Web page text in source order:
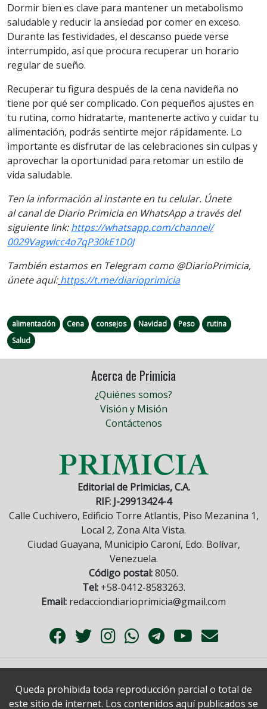
Dormir bien es clave para mantener un metabolismo
saludable y reducir la ansiedad por comer en exceso.
Durante las festividades, el descanso puede verse
interrumpido, así que procura recuperar un horario
regular de sueño.
Recuperar tu figura después de la cena navideña no
tiene por qué ser complicado. Con pequeños ajustes en
tu rutina, como hidratarte, mantenerte activo y cuidar tu
alimentación, podrás sentirte mejor rápidamente. Lo
importante es disfrutar de las celebraciones sin culpas y
aprovechar la oportunidad para retomar un estilo de
vida saludable.
Ten la información al instante en tu celular. Únete
alcanalde Diario Primicia en WhatsApp a través del
siguiente link:https://whatsapp.com/channel/
0029VagwIcc4o7qP30kE1D0J
También estamos en Telegram como @DiarioPrimicia,
únete aquí: https://t.me/diarioprimicia
alimentación Cena consejos Navidad Peso
rutina
Salud
Acerca de Primicia
¿Quiénes somos?
Visión y Misión
Contáctenos
Editorial de Primicias, C.A.
RIF: J-29913424-4
Calle Cuchivero, Edificio Torre Atlantis, Piso Mezanina 1,
Local 2, Zona Alta Vista.
Ciudad Guayana, Municipio Caroní, Edo. Bolívar,
Venezuela.
Código postal:8050.
Tel:+58-0412-8583263.
Email: redacciondiarioprimicia@gmail.com
Queda prohibida toda reproducción parcial o total de
este sitio de internet. Los contenidos aquí publicados se